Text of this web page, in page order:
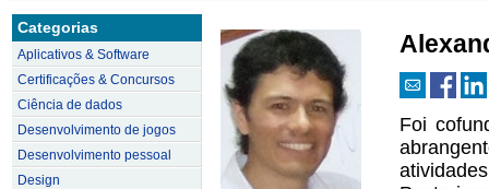
Categorias
Aplicativos & Software
Certificações & Concursos
Ciência de dados
Desenvolvimento de jogos
Desenvolvimento pessoal
Design
Foi